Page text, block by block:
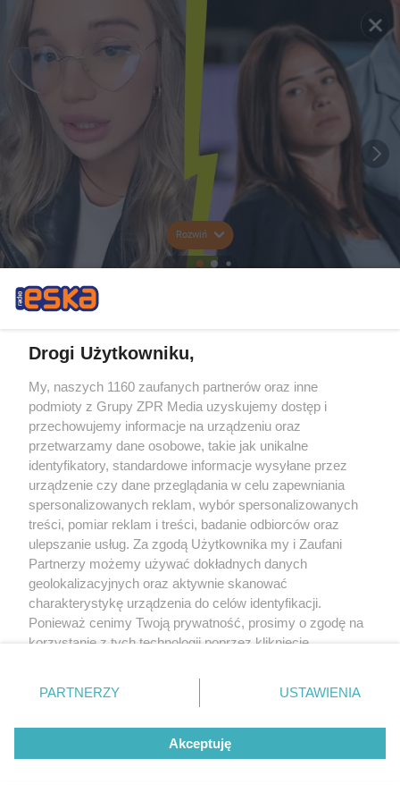
Rozwiń
Drogi Użytkowniku,
My, naszych 1160 zaufanych partnerów oraz inne
podmioty z Grupy ZPR Media uzyskujemy dostęp i
przechowujemy informacje na urządzeniu oraz
przetwarzamy dane osobowe, takie jak unikalne
identyfikatory, standardowe informacje wysyłane przez
urządzenie czy dane przeglądania w celu zapewniania
spersonalizowanych reklam, wybór spersonalizowanych
treści, pomiar reklam i treści, badanie odbiorców oraz
ulepszanie usług. Za zgodą Użytkownika my i Zaufani
Partnerzy możemy używać dokładnych danych
geolokalizacyjnych oraz aktywnie skanować
charakterystykę urządzenia do celów identyfikacji.
Ponieważ cenimy Twoją prywatność, prosimy o zgodę na
korzystanie z tych technologii poprzez kliknięcie
zmienić/wycofać klikając przycisk ustawień prywatności
znajdujący się w lewym dolnym rogu strony
rodzaje przetwarzania danych nie wymagają zgody
użytkownika, ale masz prawo sprzeciwić się takiemu
przetwarzaniu. Preferencje będą miały zastosowanie tylko
PARTNERZY USTAWIENIA
Akceptuję